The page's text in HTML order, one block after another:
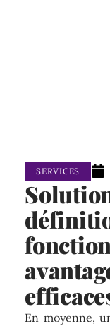
SERVICES
En moyenne,